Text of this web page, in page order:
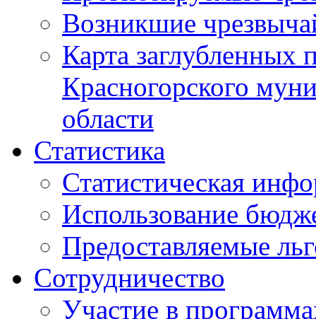
Возникшие
Карта
Красногорского
области
Статистика
Статистическая
Использование
Предоставляемые
Сотрудничество
Участие в